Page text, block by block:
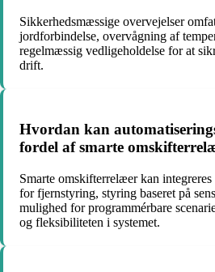
Sikkerhedsmæssige overvejelser
jordforbindelse, overvågning af
regelmæssig vedligeholdelse for at
drift.
Hvordan kan
fordel af smarte
Smarte omskifterrelæer kan
for fjernstyring, styring baseret på
mulighed for programmérbare
og fleksibiliteten i systemet.